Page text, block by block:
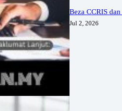
Beza CCRIS
Jul 2, 2026